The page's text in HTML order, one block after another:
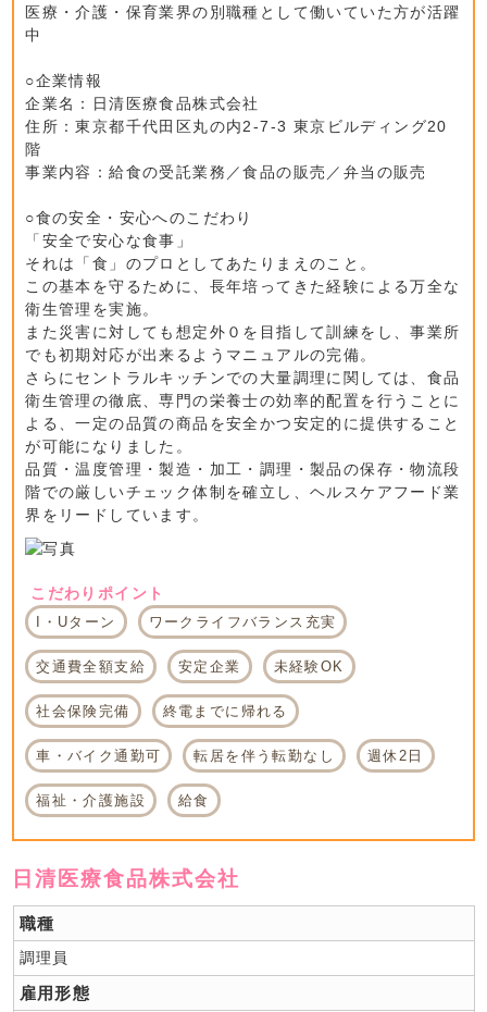
医療・介護・保育業界の別職種として働いていた方が活躍
中
○企業情報
企業名：日清医療食品株式会社
住所：東京都千代田区丸の内2-7-3 東京ビルディング20
階
事業内容：給食の受託業務／食品の販売／弁当の販売
○食の安全・安心へのこだわり
「安全で安心な食事」
それは「食」のプロとしてあたりまえのこと。
この基本を守るために、長年培ってきた経験による万全な
衛生管理を実施。
また災害に対しても想定外０を目指して訓練をし、事業所
でも初期対応が出来るようマニュアルの完備。
さらにセントラルキッチンでの大量調理に関しては、食品
衛生管理の徹底、専門の栄養士の効率的配置を行うことに
よる、一定の品質の商品を安全かつ安定的に提供すること
が可能になりました。
品質・温度管理・製造・加工・調理・製品の保存・物流段
階での厳しいチェック体制を確立し、ヘルスケアフード業
界をリードしています。
こだわりポイント
I・Uターン ワークライフバランス充実
交通費全額支給 安定企業 未経験OK
社会保険完備 終電までに帰れる
車・バイク通勤可 転居を伴う転勤なし 週休2日
福祉・介護施設 給食
日清医療食品株式会社
職種
調理員
雇用形態